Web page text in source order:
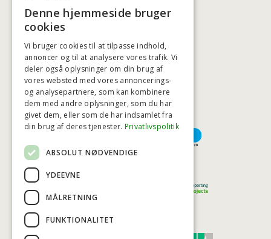
+45 3920 5084
HØJESTE KREDITVÆRDIGHED
BETALINGSMULIGHEDER
TRUST SCORE 4,7
Denne hjemmeside bruger
cookies
Vi bruger cookies til at tilpasse indhold,
annoncer og til at analysere vores trafik. Vi
deler også oplysninger om din brug af
vores websted med vores annoncerings-
og analysepartnere, som kan kombinere
dem med andre oplysninger, som du har
givet dem, eller som de har indsamlet fra
din brug af deres tjenester. Privatlivspolitik
ABSOLUT NØDVENDIGE
YDEEVNE
MÅLRETNING
FUNKTIONALITET